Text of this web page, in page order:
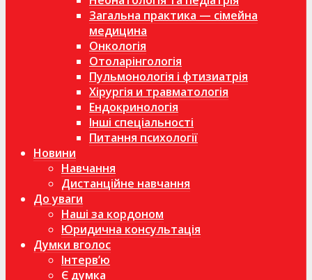
Загальна практика — сімейна
медицина
Онкологія
Отоларінгологія
Пульмонологія і фтизиатрія
Хірургія и травматологія
Ендокринологія
Інші спеціальності
Питання психології
Новини
Навчання
Дистанційне навчання
До уваги
Наші за кордоном
Юридична консультація
Думки вголос
Інтерв’ю
Є думка